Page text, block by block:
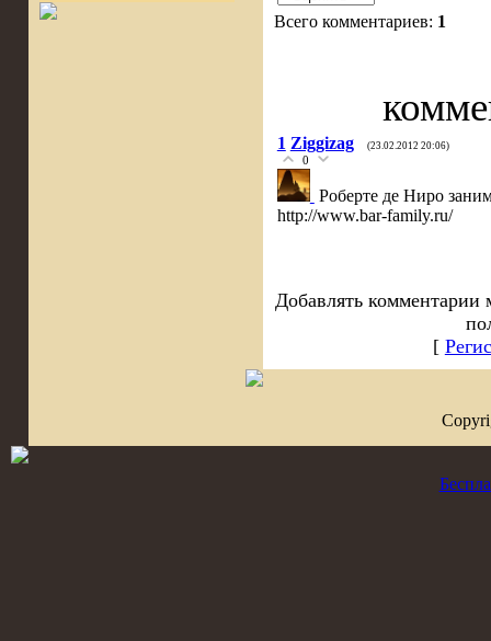
Всего комментариев: 1
1 Ziggizag (23.02.2012 20:06)
0
Роберте де Ниро
http://www.bar-family.ru/
Добавлять комментарии
[